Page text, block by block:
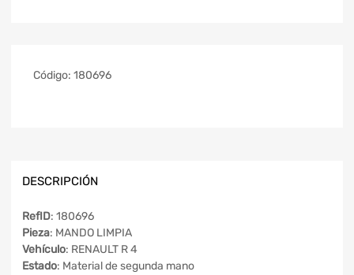
Código: 180696
DESCRIPCIÓN
RefID: 180696
Pieza: MANDO LIMPIA
Vehículo: RENAULT R 4
Estado: Material de segunda mano